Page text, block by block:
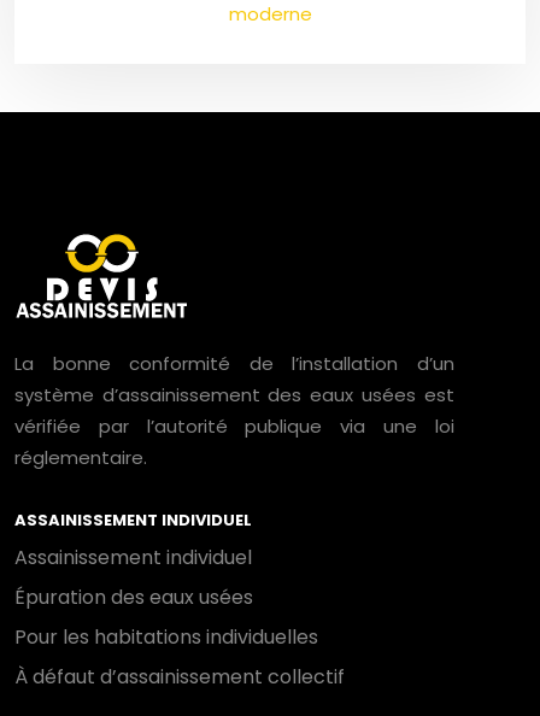
moderne
La bonne conformité de l’installation d’un
système d’assainissement des eaux usées est
vérifiée par l’autorité publique via une loi
réglementaire.
ASSAINISSEMENT INDIVIDUEL
Assainissement individuel
Épuration des eaux usées
Pour les habitations individuelles
À défaut d’assainissement collectif